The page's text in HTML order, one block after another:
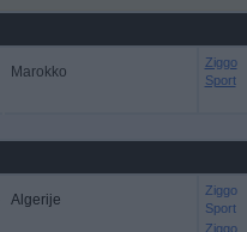
Marokko
Ziggo
Sport
Algerije
Ziggo
Sport
Ziggo